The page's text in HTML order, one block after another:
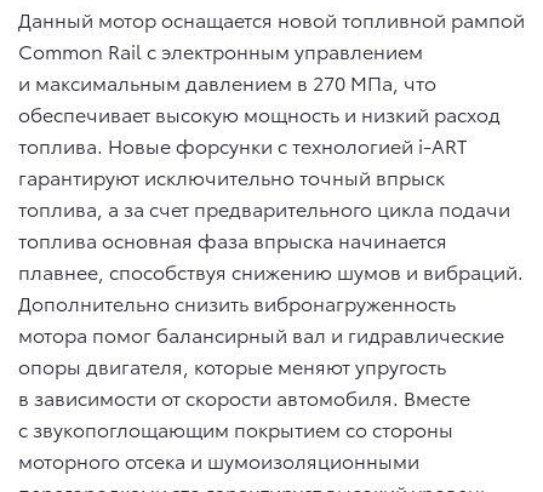
Данный мотор оснащается новой топливной рампой
Common Rail с электронным управлением
и максимальным давлением в 270 МПа, что
обеспечивает высокую мощность и низкий расход
топлива. Новые форсунки с технологией i-ART
гарантируют исключительно точный впрыск
топлива, а за счет предварительного цикла подачи
топлива основная фаза впрыска начинается
плавнее, способствуя снижению шумов и вибраций.
Дополнительно снизить вибронагруженность
мотора помог балансирный вал и гидравлические
опоры двигателя, которые меняют упругость
в зависимости от скорости автомобиля. Вместе
с звукопоглощающим покрытием со стороны
моторного отсека и шумоизоляционными